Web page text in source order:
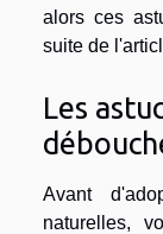
alors ces
suite de
Les
Avant
naturelles,